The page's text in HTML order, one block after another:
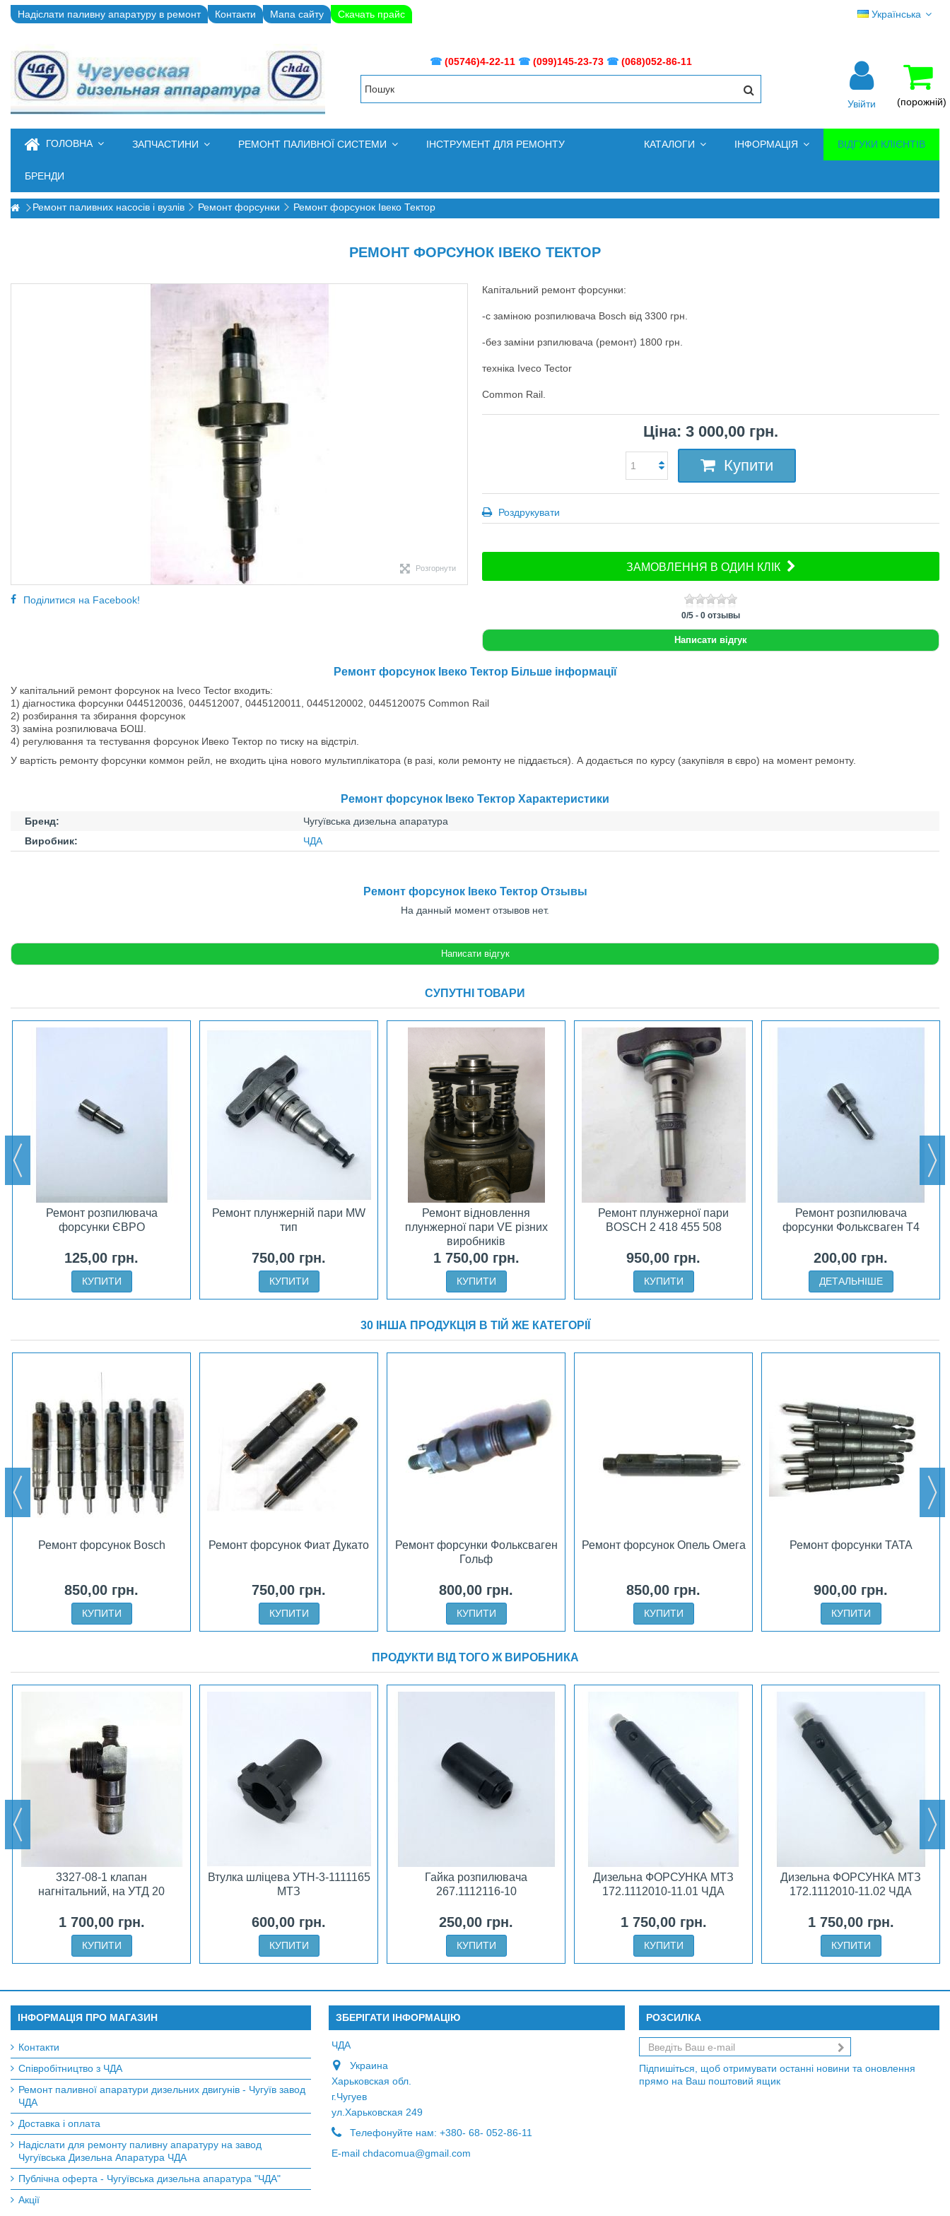
Українська
Надіслати паливну апаратуру в ремонт Контакти Мапа сайту Скачать прайс
☎ (05746)4-22-11 ☎ (099)145-23-73 ☎ (068)052-86-11
(порожній)
Увійти
ГОЛОВНА ЗАПЧАСТИНИ РЕМОНТ ПАЛИВНОЇ СИСТЕМИ ІНСТРУМЕНТ ДЛЯ РЕМОНТУ ВІДГУКИ КЛІЄНТІВ
ІНФОРМАЦІЯ
КАТАЛОГИ
БРЕНДИ
Ремонт паливних насосів і вузлів Ремонт форсунки Ремонт форсунок Івеко Тектор
РЕМОНТ ФОРСУНОК ІВЕКО ТЕКТОР
Розгорнути
Поділитися на Facebook!
Капітальний ремонт форсунки:
-с заміною розпилювача Bosch від 3300 грн.
-без заміни рзпилювача (ремонт) 1800 грн.
техніка Iveco Tector
Common Rail.
Ціна: 3 000,00 грн.
Купити
Роздрукувати
ЗАМОВЛЕННЯ В ОДИН КЛІК
0/5 - 0 отзывы
Написати відгук
Ремонт форсунок Івеко Тектор Більше інформації
У капітальний ремонт форсунок на Iveco Tector входить:
1) діагностика форсунки 0445120036, 044512007, 0445120011, 0445120002, 0445120075 Common Rail
2) розбирання та збирання форсунок
3) заміна розпилювача БОШ.
4) регулювання та тестування форсунок Ивеко Тектор по тиску на відстріл.
У вартість ремонту форсунки коммон рейл, не входить ціна нового мультиплікатора (в разі, коли ремонту не піддається). А додається по курсу (закупівля в євро) на момент ремонту.
Ремонт форсунок Івеко Тектор Характеристики
Бренд:
Чугуївська дизельна апаратура
Виробник:
ЧДА
Ремонт форсунок Івеко Тектор Отзывы
На данный момент отзывов нет.
СУПУТНІ ТОВАРИ
Ремонт розпилювача
форсунки ЄВРО
125,00 грн.
КУПИТИ
Ремонт плунжерній пари MW
тип
750,00 грн.
КУПИТИ
Ремонт відновлення
плунжерної пари VE різних
виробників
1 750,00 грн.
КУПИТИ
Ремонт плунжерної пари
BOSCH 2 418 455 508
950,00 грн.
КУПИТИ
Ремонт розпилювача
форсунки Фольксваген Т4
200,00 грн.
ДЕТАЛЬНІШЕ
30 ІНША ПРОДУКЦІЯ В ТІЙ ЖЕ КАТЕГОРІЇ
Ремонт форсунок Bosch
850,00 грн.
КУПИТИ
Ремонт форсунок Фиат Дукато
750,00 грн.
КУПИТИ
Ремонт форсунки Фольксваген
Гольф
800,00 грн.
КУПИТИ
Ремонт форсунок Опель Омега
850,00 грн.
КУПИТИ
Ремонт форсунки ТАТА
900,00 грн.
КУПИТИ
ПРОДУКТИ ВІД ТОГО Ж ВИРОБНИКА
3327-08-1 клапан
нагнітальний, на УТД 20
1 700,00 грн.
КУПИТИ
Втулка шліцева УТН-3-1111165
МТЗ
600,00 грн.
КУПИТИ
Гайка розпилювача
267.1112116-10
250,00 грн.
КУПИТИ
Дизельна ФОРСУНКА МТЗ
172.1112010-11.01 ЧДА
1 750,00 грн.
КУПИТИ
Дизельна ФОРСУНКА МТЗ
172.1112010-11.02 ЧДА
1 750,00 грн.
КУПИТИ
ІНФОРМАЦІЯ ПРО МАГАЗИН
Контакти
Співробітництво з ЧДА
Ремонт паливної апаратури дизельних двигунів - Чугуїв завод
ЧДА
Доставка і оплата
Надіслати для ремонту паливну апаратуру на завод
Чугуївська Дизельна Апаратура ЧДА
Публічна оферта - Чугуївська дизельна апаратура "ЧДА"
Акції
ЗБЕРІГАТИ ІНФОРМАЦІЮ
ЧДА
Украина
Харьковская обл.
г.Чугуев
ул.Харьковская 249
Телефонуйте нам: +380- 68- 052-86-11
E-maіl chdacomua@gmail.com
РОЗСИЛКА
Підпишіться, щоб отримувати останні новини та оновлення
прямо на Ваш поштовий ящик